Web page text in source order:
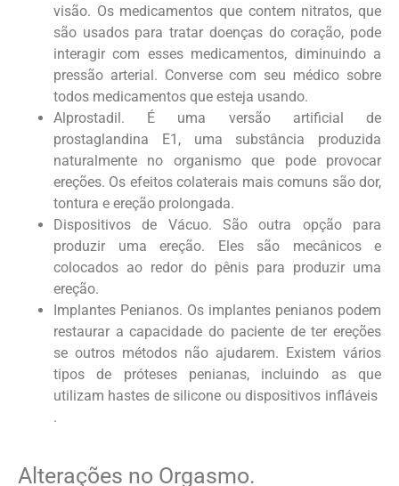
visão. Os medicamentos que contem nitratos, que
são usados para tratar doenças do coração, pode
interagir com esses medicamentos, diminuindo a
pressão arterial. Converse com seu médico sobre
todos medicamentos que esteja usando.
Alprostadil. É uma versão artificial de
prostaglandina E1, uma substância produzida
naturalmente no organismo que pode provocar
ereções. Os efeitos colaterais mais comuns são dor,
tontura e ereção prolongada.
Dispositivos de Vácuo. São outra opção para
produzir uma ereção. Eles são mecânicos e
colocados ao redor do pênis para produzir uma
ereção.
Implantes Penianos. Os implantes penianos podem
restaurar a capacidade do paciente de ter ereções
se outros métodos não ajudarem. Existem vários
tipos de próteses penianas, incluindo as que
utilizam hastes de silicone ou dispositivos infláveis ​
.
Alterações no Orgasmo.